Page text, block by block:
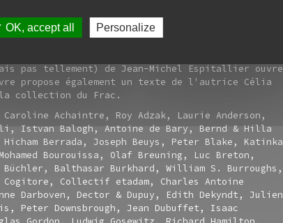
des expositions. Afin de souligner la dimension
artistique et culturel du Frac, chaque ouvrage,
pas tellement) de Jean-Michel Espitallier ouvre
propose également un texte de l'autrice Célia
la collection du Frac.
Caroline Achaintre, Roy Adzak, Laurie Anderson,
Istvan Balogh, Antoine de Bary, Bernd & Hilla
Berrada, Joseph Beuys, Peter Blake, Katinka
Bourouissa, Olaf Breuning, Luc Breton,
Balthasar Burkhard, William S. Burroughs,
Collectif etadam, Charles Antoine
Darboven, Dector & Dupuy, Edith Dekyndt, Julien
Peter Downsbrough, Jean Dubuffet, Isaac
OK, accept all Personalize